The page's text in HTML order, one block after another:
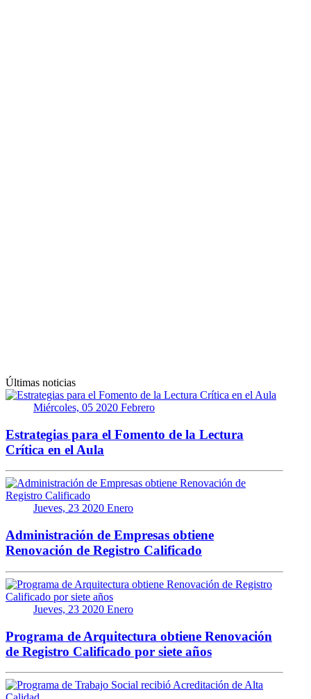
Últimas noticias
Miércoles, 05 2020 Febrero
Estrategias para el Fomento de la Lectura
Crítica en el Aula
Jueves, 23 2020 Enero
Administración de Empresas obtiene
Renovación de Registro Calificado
Jueves, 23 2020 Enero
Programa de Arquitectura obtiene Renovación
de Registro Calificado por siete años